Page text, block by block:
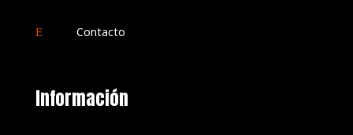
E Contacto
Información